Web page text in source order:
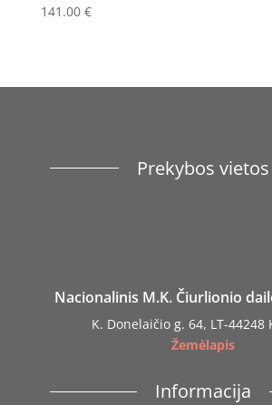
141.00 €
Prekybos vietos
Nacionalinis M.K. Čiurlionio
K. Donelaičio g. 64, LT-44248
Žemėlapis
Informacija